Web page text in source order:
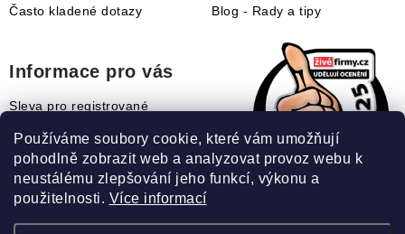
Používáme soubory cookie, které vám umožňují
pohodlně zobrazit web a analyzovat provoz webu k
neustálému zlepšování jeho funkcí, výkonu a
použitelnosti. Více informací
Často kladené dotazy
Blog - Rady a tipy
Informace pro vás
Sleva pro registrované
Jak uplatnit slevový kupón?
Jak nakupovat?
Slovník pojmů